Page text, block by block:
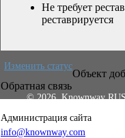
Не требует
реставрируется
Изменить статус
Объект
Обратная связь
© 2026, Knownway
Администрация сайта
info@knownway.com